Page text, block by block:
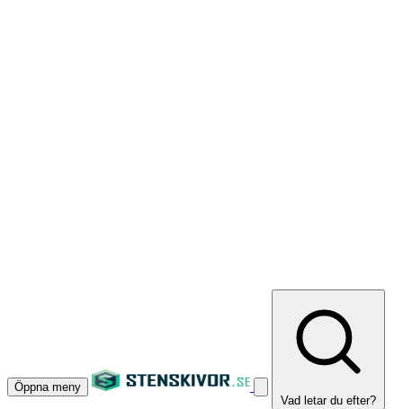
Öppna meny
Vad letar du efter?